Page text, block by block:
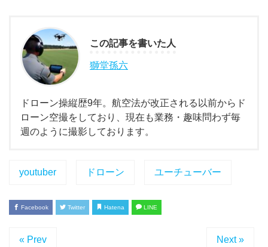
この記事を書いた人
獅堂孫六
ドローン操縦歴9年。航空法が改正される以前からド
ローン空撮をしており、現在も業務・趣味問わず毎
週のように撮影しております。
youtuber ドローン ユーチューバー
Facebook Twitter Hatena LINE
« Prev Next »